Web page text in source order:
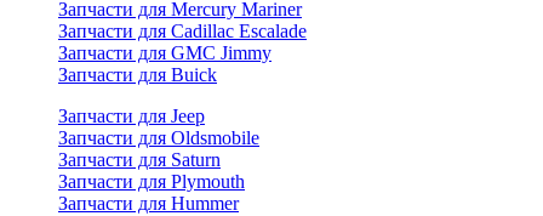
Запчасти для Mercury Mariner
Запчасти для Cadillac Escalade
Запчасти для GMC Jimmy
Запчасти для Buick
Запчасти для Jeep
Запчасти для Oldsmobile
Запчасти для Saturn
Запчасти для Plymouth
Запчасти для Hummer